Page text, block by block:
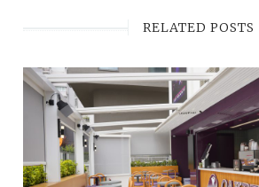
RELATED POSTS